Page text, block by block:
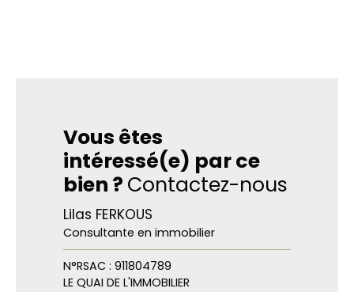
Vous êtes
intéressé(e) par ce
bien ? Contactez-nous
Lilas FERKOUS
Consultante en immobilier
N°RSAC : 911804789
LE QUAI DE L'IMMOBILIER